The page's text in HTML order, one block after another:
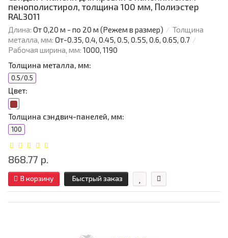
пенополистирол, толщина 100 мм, Полиэстер
RAL3011
Длина: От 0,20 м - по 20 м (Режем в размер)
Толщина
металла, мм: От-0.35, 0.4, 0.45, 0.5, 0.55, 0.6, 0.65, 0.7
Рабочая ширина, мм: 1000, 1190
Толщина металла, мм:
0.5/0.5
Цвет:
Толщина сэндвич-панелей, мм:
100
868.77 р.
В корзину Быстрый заказ